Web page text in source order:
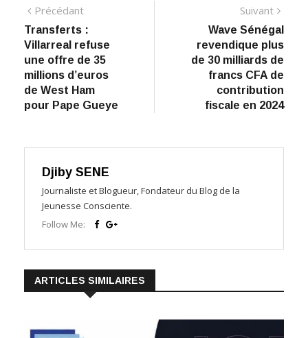
Navigation
de
l’article
PrécédantPrécédant:
Transferts :
Villarreal refuse
une offre de 35
millions d’euros
de West Ham
pour Pape Gueye
Suivant
Wave Sénégal
revendique plus
de 30 milliards de
francs CFA de
contribution
fiscale en 2024
Djiby SENE
Journaliste et Blogueur, Fondateur du Blog de la
Jeunesse Consciente.
Follow Me:
ARTICLES SIMILAIRES